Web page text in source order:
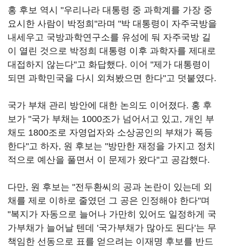
홍 후보 역시 "우리나라 대통령 중 과학계를 가장 중
요시한 사람이 박정희"라며 "박 대통령이 자주국방을
내세우고 국방과학연구소를 유성에 둬 자주국방 길
이 열린 것으로 박정희 대통령 이후 과학자를 제대로
대접하지 않는다"고 화답했다. 이어 "제가 대통령이
되면 과학민국을 다시 외쳐봤으면 한다"고 덧붙였다.
국가 부채 관리 방안에 대한 논의도 이어졌다. 홍 후
보가 "국가 부채는 1000조가 넘어서고 있고, 개인 부
채도 1800조로 자영업자와 소상공인의 부채가 폭등
한다"고 하자, 원 후보는 "방만한 재정을 가지고 정치
적으로 예산을 풀면서 이 문제가 왔다"고 공감했다.
다만, 원 후보는 "전두환씨의 공과 논란이 있는데 외
채를 제로 이하로 줄였던 그 공은 인정해야 한다"며
"복지가 자동으로 늘어나 가만히 있어도 일정하게 국
가부채가 늘어날 텐데 '국가부채가 많아도 된다'는 무
책임한 선동으로 표를 얻으려는 이재명 후보를 반드